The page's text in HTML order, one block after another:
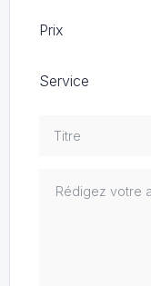
Prix
Service